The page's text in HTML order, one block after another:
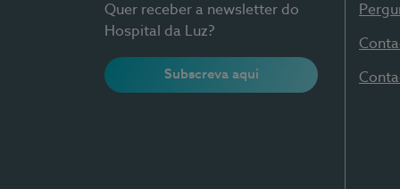
Quer receber a newsletter do
Hospital da Luz?
Subscreva aqui